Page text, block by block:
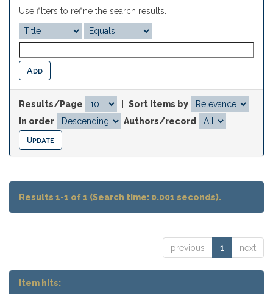
Use filters to refine the search results.
Results/Page
Sort items by
In order
Authors/record
Results 1-1 of 1 (Search time: 0.001 seconds).
previous 1 next
Item hits: